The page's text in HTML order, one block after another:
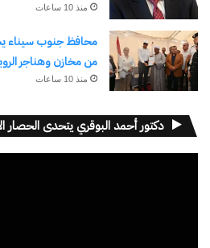
منذ 10 ساعات
محافظ جنوب سيناء
من مخازن وهناجر
منذ 10 ساعات
دكتور أحمد البوقري يتحدى الحصار